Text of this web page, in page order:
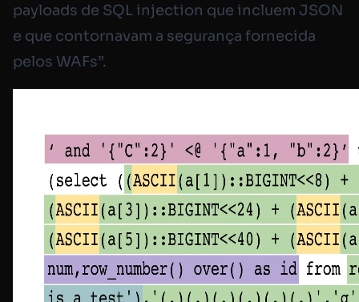
payloads de SQL injection que incluem JSON
e que contornavam a segurança fornecida
pelos WAFs”.